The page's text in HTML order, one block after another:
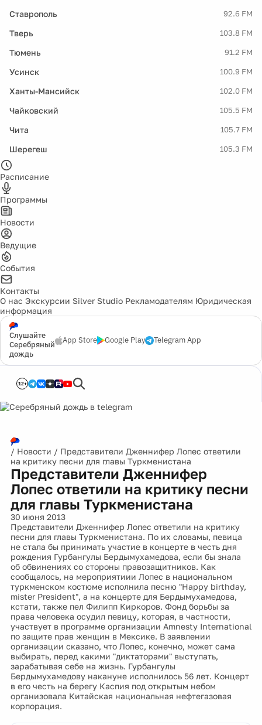
Ставрополь 92.6 FM
Тверь 103.8 FM
Тюмень 91.2 FM
Усинск 100.9 FM
Ханты-Мансийск 102.0 FM
Чайковский 105.5 FM
Чита 105.7 FM
Шерегеш 105.3 FM
Расписание
Программы
Новости
Ведущие
События
Контакты
О нас Экскурсии Silver Studio Рекламодателям Юридическая
информация
Слушайте
Серебряный
дождь
App Store Google Play Telegram App
12+
/ Новости / Представители Дженнифер Лопес ответили
на критику песни для главы Туркменистана
Представители Дженнифер
Лопес ответили на критику песни
для главы Туркменистана
30 июня 2013
Представители Дженнифер Лопес ответили на критику
песни для главы Туркменистана. По их словамы, певица
не стала бы принимать участие в концерте в честь дня
рождения Гурбангулы Бердымухамедова, если бы знала
об обвинениях со стороны правозащитников. Как
сообщалось, на мероприятиии Лопес в национальном
туркменском костюме исполнила песню "Happy birthday,
mister President", а на концерте для Бердымухамедова,
кстати, также пел Филипп Киркоров. Фонд борьбы за
права человека осудил певицу, которая, в частности,
участвует в программе организации Amnesty International
по защите прав женщин в Мексике. В заявлении
организации сказано, что Лопес, конечно, может сама
выбирать, перед какими "диктаторами" выступать,
зарабатывая себе на жизнь. Гурбангулы
Бердымухамедову накануне исполнилось 56 лет. Концерт
в его честь на берегу Каспия под открытым небом
организовала Китайская национальная нефтегазовая
корпорация.